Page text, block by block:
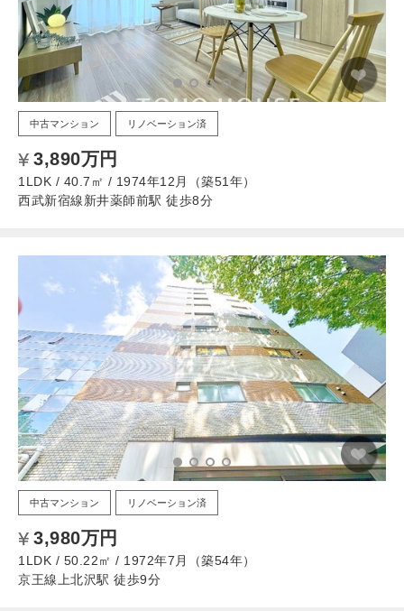
中古マンション リノベーション済
3,890万円
1LDK / 40.7㎡ / 1974年12月（築51年）
西武新宿線新井薬師前駅 徒歩8分
中古マンション リノベーション済
3,980万円
1LDK / 50.22㎡ / 1972年7月（築54年）
京王線上北沢駅 徒歩9分